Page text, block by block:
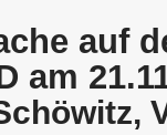
auf
am